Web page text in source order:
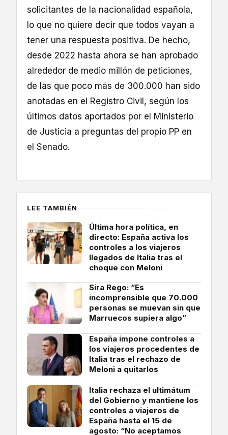
solicitantes de la nacionalidad española,
lo que no quiere decir que todos vayan a
tener una respuesta positiva. De hecho,
desde 2022 hasta ahora se han aprobado
alrededor de medio millón de peticiones,
de las que poco más de 300.000 han sido
anotadas en el Registro Civil, según los
últimos datos aportados por el Ministerio
de Justicia a preguntas del propio PP en
el Senado.
LEE TAMBIÉN
Última hora política, en
directo: España activa los
controles a los viajeros
llegados de Italia tras el
choque con Meloni
Sira Rego: “Es
incomprensible que 70.000
personas se muevan sin que
Marruecos supiera algo”
España impone controles a
los viajeros procedentes de
Italia tras el rechazo de
Meloni a quitarlos
Italia rechaza el ultimátum
del Gobierno y mantiene los
controles a viajeros de
España hasta el 15 de
agosto: “No aceptamos